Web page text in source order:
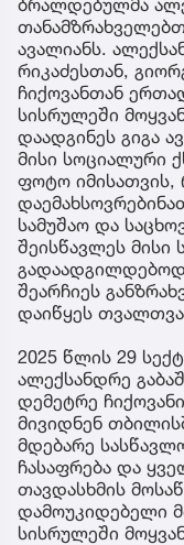
ავალიანს.
რიკაძესთან,
ჩიქოვანთან
სისრულეში
დაადგინეს გიგა
მისი სოციალური
ფოტო იმისათვის,
სამუშაო და
შეისწავლეს მისი
შეარჩიეს
დაიწყეს
2025 წლის 29
ალექსანდრე
დემეტრე
მივიდნენ
მდებარე
ჩასაფრება და
თავდასხმის
დამოუკიდებელი
სისრულეში